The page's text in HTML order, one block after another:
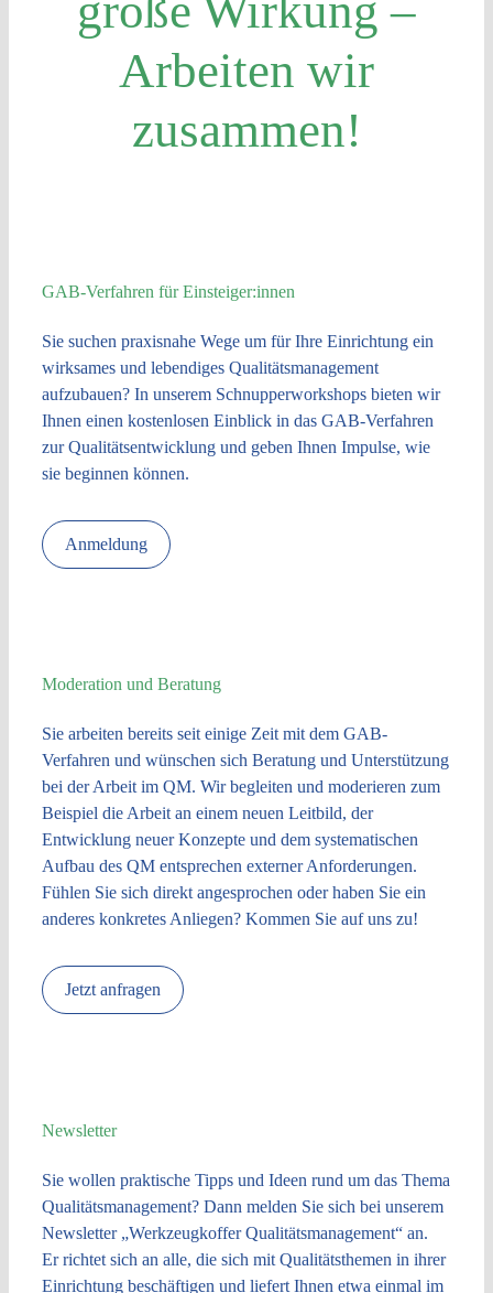
Arbeiten wir
zusammen!
GAB-Verfahren für Einsteiger:innen
Sie suchen praxisnahe Wege um für Ihre Einrichtung ein
wirksames und lebendiges Qualitätsmanagement
aufzubauen? In unserem Schnupperworkshops bieten wir
Ihnen einen kostenlosen Einblick in das GAB-Verfahren
zur Qualitätsentwicklung und geben Ihnen Impulse, wie
sie beginnen können.
Anmeldung
Moderation und Beratung
Sie arbeiten bereits seit einige Zeit mit dem GAB-
Verfahren und wünschen sich Beratung und Unterstützung
bei der Arbeit im QM. Wir begleiten und moderieren zum
Beispiel die Arbeit an einem neuen Leitbild, der
Entwicklung neuer Konzepte und dem systematischen
Aufbau des QM entsprechen externer Anforderungen.
Fühlen Sie sich direkt angesprochen oder haben Sie ein
anderes konkretes Anliegen? Kommen Sie auf uns zu!
Jetzt anfragen
Newsletter
Sie wollen praktische Tipps und Ideen rund um das Thema
Qualitätsmanagement? Dann melden Sie sich bei unserem
Newsletter „Werkzeugkoffer Qualitätsmanagement“ an.
Er richtet sich an alle, die sich mit Qualitätsthemen in ihrer
Einrichtung beschäftigen und liefert Ihnen etwa einmal im